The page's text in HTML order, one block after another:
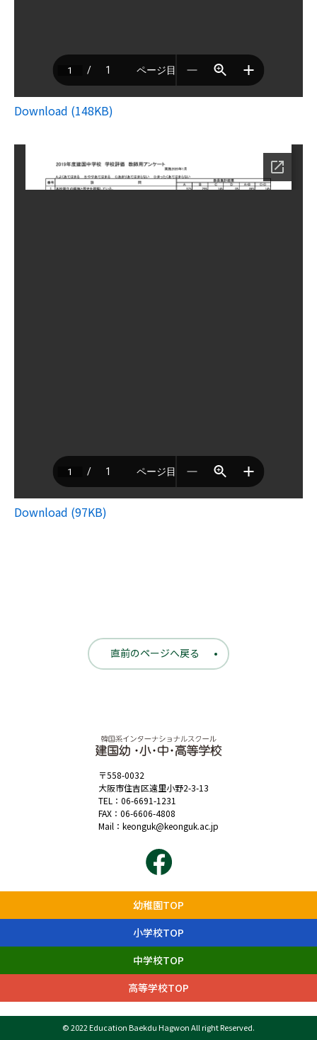
Download (148KB)
Download (97KB)
直前のページへ戻る
〒558-0032
大阪市住吉区遠里小野2-3-13
TEL： 06-6691-1231
FAX：06-6606-4808
Mail： keonguk@keonguk.ac.jp
幼稚園TOP
小学校TOP
中学校TOP
高等学校TOP
© 2022 Education Baekdu Hagwon All right Reserved.